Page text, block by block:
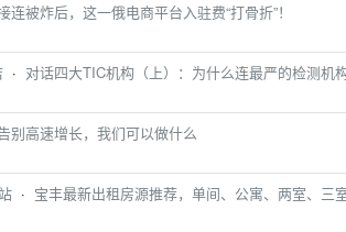
连被炸后，这一俄电商平台入驻费“打骨折”！
· 对话四大TIC机构（上）：为什么连最严的检测机
别高速增长，我们可以做什么
· 宝丰最新出租房源推荐，单间、公寓、两室、三室